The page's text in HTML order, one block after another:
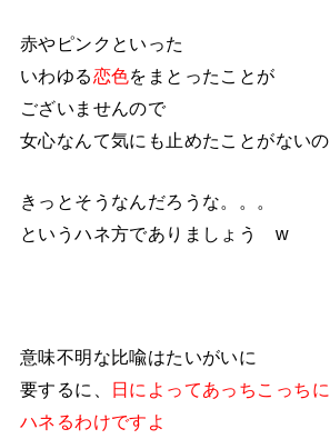
赤やピンクといった
いわゆる恋色をまとったことが
ございませんので
女心なんて気にも止めたことがない
きっとそうなんだろうな。。。
というハネ方でありましょう w
意味不明な比喩はたいがいに
要するに、
日によってあっちこっちに
ハネるわけですよ